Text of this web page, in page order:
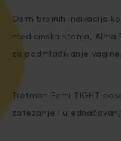
Osim brojnih indikacija
medicinska stanja, Alma
za podmlađivanje vagine.
Tretman Femi TIGHT
zatezanje i